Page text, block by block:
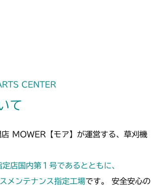
CENTER
て
MOWER【モア】が運営する、草刈機
店国内第１号であるとともに、
メンテナンス指定工場です。 安全安心の